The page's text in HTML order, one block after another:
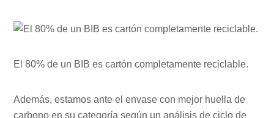
El 80% de un BIB es cartón completamente reciclable.
Además, estamos ante el envase con mejor huella de
carbono en su categoría según un análisis de ciclo de